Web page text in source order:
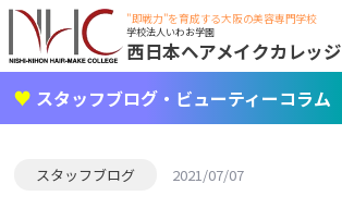
"即戦力"を育成する大阪の美容専門学校
学校法人いわお学園
西日本ヘアメイクカレッジ
スタッフブログ・ビューティーコラム
スタッフブログ 2021/07/07